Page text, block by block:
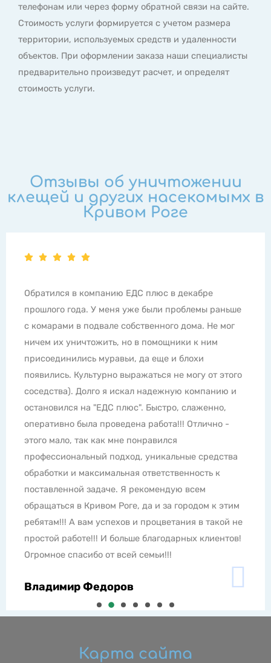
телефонам или через форму обратной связи на сайте.
Стоимость услуги формируется с учетом размера
территории, используемых средств и удаленности
объектов. При оформлении заказа наши специалисты
предварительно произведут расчет, и определят
стоимость услуги.
Отзывы об уничтожении
клещей и других насекомымх в
Кривом Роге
Все супер! Ребята молодцы! Моя проблема в том,
что на балконе постоянно были пчелы, а еще
одолевали мухи осенью и зимой в теплые дни.
Мерзкое жужжание с пилотированием по квартире
раздражало ужасно, открыть балкон невозможно.
Ни ленты не помогали, ни другие средства. Но
даже не подозревала, что можно справиться с
проблемой навсегда, если воспользоваться
услугами спецов. Профессиональные средства -
супер как и сама работа, все четко по времени без
проволочек. Если у Вас проблемы с насекомыми,
грызунами и другой живностью, набирайте номер
телефона только ЕДС Плюс. Всем рекомендую
обращаться в эту компанию.
Юлия Ломенко
Карта сайта